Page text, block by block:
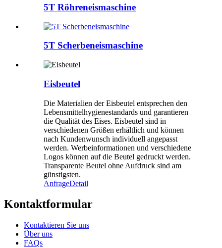
5T Röhreneismaschine
5T Scherbeneismaschine
Eisbeutel
Die Materialien der Eisbeutel entsprechen den
Lebensmittelhygienestandards und garantieren
die Qualität des Eises. Eisbeutel sind in
verschiedenen Größen erhältlich und können
nach Kundenwunsch individuell angepasst
werden. Werbeinformationen und verschiedene
Logos können auf die Beutel gedruckt werden.
Transparente Beutel ohne Aufdruck sind am
günstigsten.
AnfrageDetail
Kontaktformular
Kontaktieren Sie uns
Über uns
FAQs